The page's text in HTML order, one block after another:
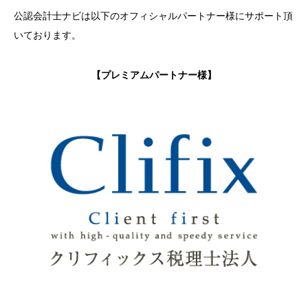
公認会計士ナビは以下のオフィシャルパートナー様にサポート頂
いております。
【プレミアムパートナー様】